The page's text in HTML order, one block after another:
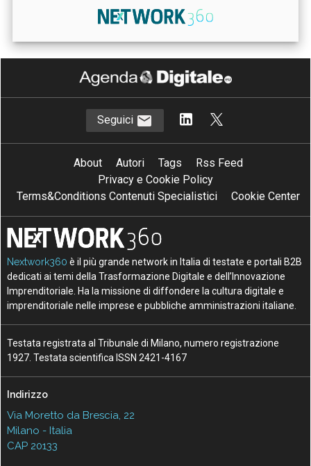
Seguici
About Autori Tags
Rss Feed
Privacy e Cookie Policy
Terms&Conditions Contenuti Specialistici
Cookie Center
Nextwork360 è il più grande network in Italia di testate e portali B2B
dedicati ai temi della Trasformazione Digitale e dell’Innovazione
Imprenditoriale. Ha la missione di diffondere la cultura digitale e
imprenditoriale nelle imprese e pubbliche amministrazioni italiane.
Testata registrata al Tribunale di Milano, numero registrazione
1927. Testata scientifica ISSN 2421-4167
Indirizzo
Via Moretto da Brescia, 22
Milano - Italia
CAP 20133